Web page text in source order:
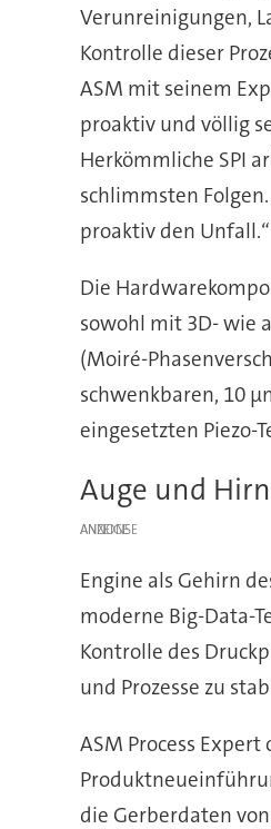
Verunreinigungen,
Kontrolle dieser
ASM mit seinem
proaktiv und völlig
Herkömmliche SPI
schlimmsten
proaktiv den Unfall.“
Die
sowohl mit 3D- wie
(Moiré-
schwenkbaren, 10
eingesetzten Piezo-
Auge und
ANZEIGE
Engine als Gehirn
moderne Big-Data-
Kontrolle des
und Prozesse zu
ASM Process
die Gerberdaten